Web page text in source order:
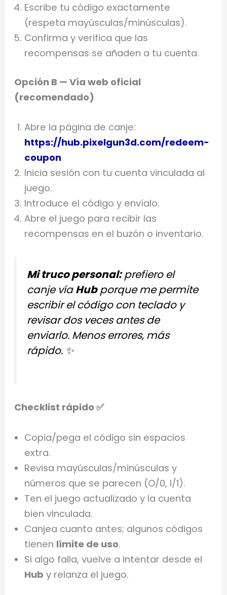
Escribe tu código exactamente
(respeta mayúsculas/minúsculas).
Confirma y verifica que las
recompensas se añaden a tu cuenta.
Opción B — Vía web oficial
(recomendado)
Abre la página de canje:
https://hub.pixelgun3d.com/redeem-
coupon
Inicia sesión con tu cuenta vinculada al
juego.
Introduce el código y envíalo.
Abre el juego para recibir las
recompensas en el buzón o inventario.
Mi truco personal:prefiero el
canje víaHubporque me permite
escribir el código con teclado y
revisar dos veces antes de
enviarlo. Menos errores, más
rápido. ✨
Checklist rápido ✅
Copia/pega el código sin espacios
extra.
Revisa mayúsculas/minúsculas y
números que se parecen (O/0, I/1).
Ten el juego actualizado y la cuenta
bien vinculada.
Canjea cuanto antes; algunos códigos
tienen límite de uso.
Si algo falla, vuelve a intentar desde el
Hub y relanza el juego.